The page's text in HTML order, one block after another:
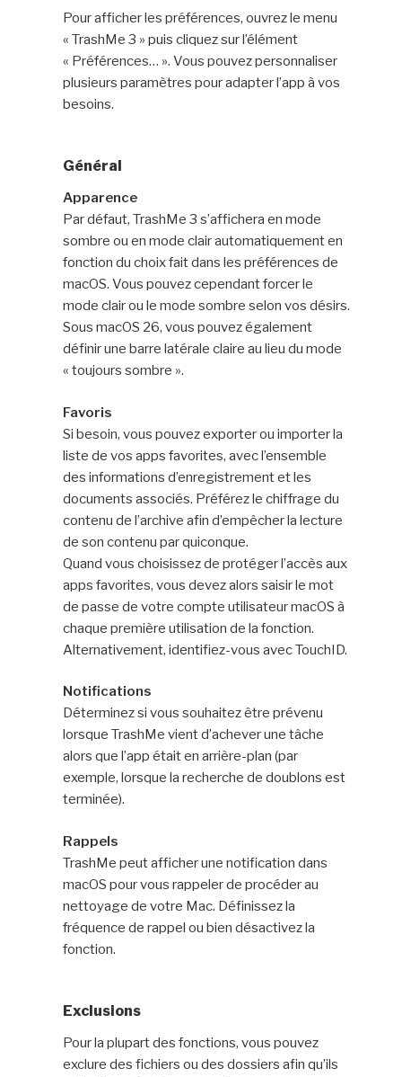
Pour afficher les préférences, ouvrez le menu
« TrashMe 3 » puis cliquez sur l’élément
« Préférences… ». Vous pouvez personnaliser
plusieurs paramètres pour adapter l’app à vos
besoins.
Général
Apparence
Par défaut, TrashMe 3 s’affichera en mode
sombre ou en mode clair automatiquement en
fonction du choix fait dans les préférences de
macOS. Vous pouvez cependant forcer le
mode clair ou le mode sombre selon vos désirs.
Sous macOS 26, vous pouvez également
définir une barre latérale claire au lieu du mode
« toujours sombre ».
Favoris
Si besoin, vous pouvez exporter ou importer la
liste de vos apps favorites, avec l’ensemble
des informations d’enregistrement et les
documents associés. Préférez le chiffrage du
contenu de l’archive afin d’empêcher la lecture
de son contenu par quiconque.
Quand vous choisissez de protéger l’accès aux
apps favorites, vous devez alors saisir le mot
de passe de votre compte utilisateur macOS à
chaque première utilisation de la fonction.
Alternativement, identifiez-vous avec TouchID.
Notifications
Déterminez si vous souhaitez être prévenu
lorsque TrashMe vient d’achever une tâche
alors que l’app était en arrière-plan (par
exemple, lorsque la recherche de doublons est
terminée).
Rappels
TrashMe peut afficher une notification dans
macOS pour vous rappeler de procéder au
nettoyage de votre Mac. Définissez la
fréquence de rappel ou bien désactivez la
fonction.
Exclusions
Pour la plupart des fonctions, vous pouvez
exclure des fichiers ou des dossiers afin qu’ils